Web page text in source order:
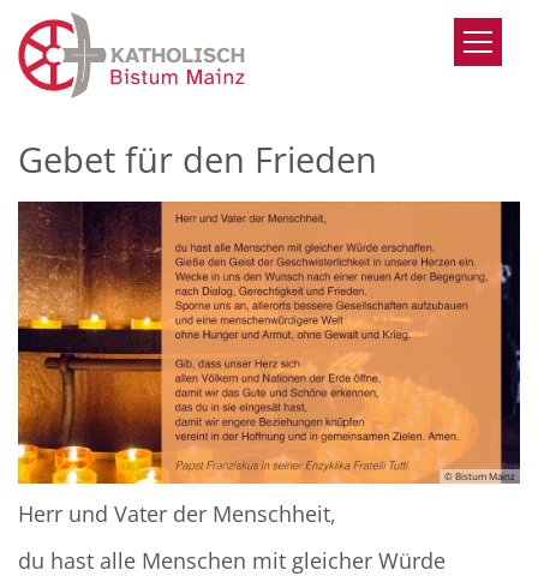
Zum Inhalt springen
Gebet für den Frieden
© Bistum Mainz
Herr und Vater der Menschheit,
du hast alle Menschen mit gleicher Würde